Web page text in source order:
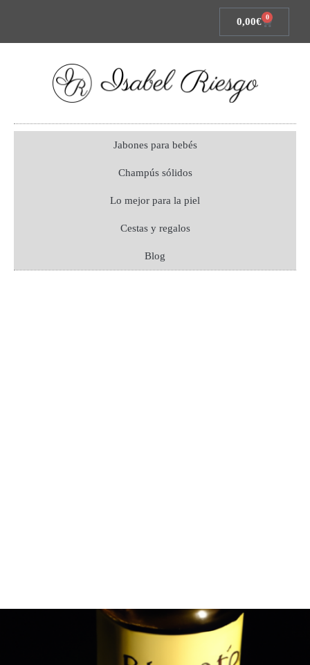
0,00€ 0
Jabones para bebés
Champús sólidos
Lo mejor para la piel
Cestas y regalos
Blog